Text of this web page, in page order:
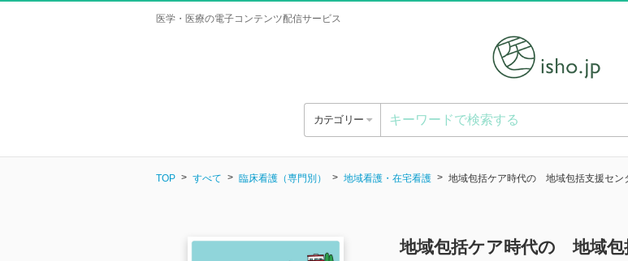
医学・医療の電子コンテンツ配信サービス
カテゴリー
TOP すべて 臨床看護（専門別） 地域看護・在宅看護 地域包括ケア時代の 地域包括支援セン
地域包括ケア時代の 地域包